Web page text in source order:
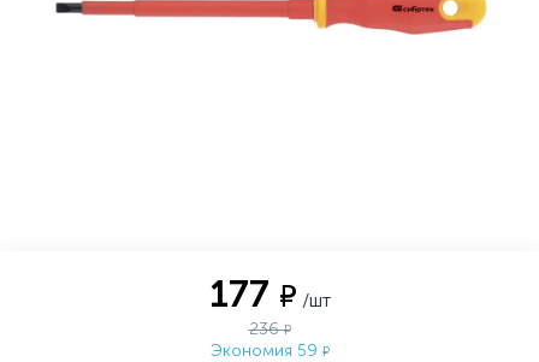
177 ₽ /шт
236₽
Экономия 59 ₽